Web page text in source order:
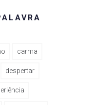
carma
despertar